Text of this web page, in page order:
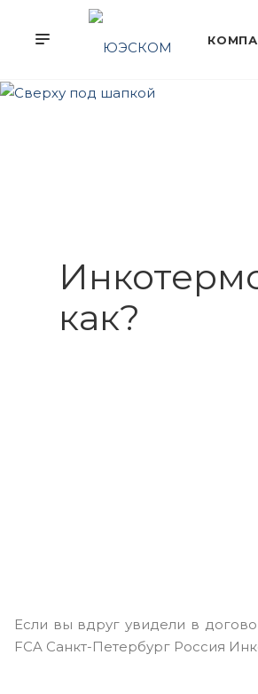
как?
Если вы вдруг увидели в
FCA Санкт-Петербург Россия